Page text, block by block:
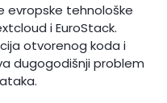
evropske tehnološke
i EuroStack.
otvorenog koda i
dugogodišnji problem